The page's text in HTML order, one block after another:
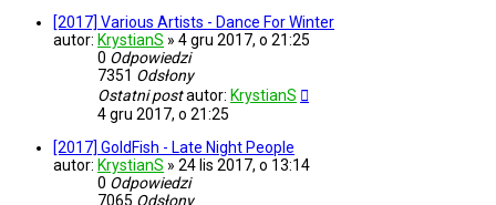
[2017] Various Artists - Dance For Winter
autor: KrystianS » 4 gru 2017, o 21:25
0 Odpowiedzi
7351 Odsłony
Ostatni postautor: KrystianS
4 gru 2017, o 21:25
[2017] GoldFish - Late Night People
autor: KrystianS » 24 lis 2017, o 13:14
0 Odpowiedzi
7065 Odsłony